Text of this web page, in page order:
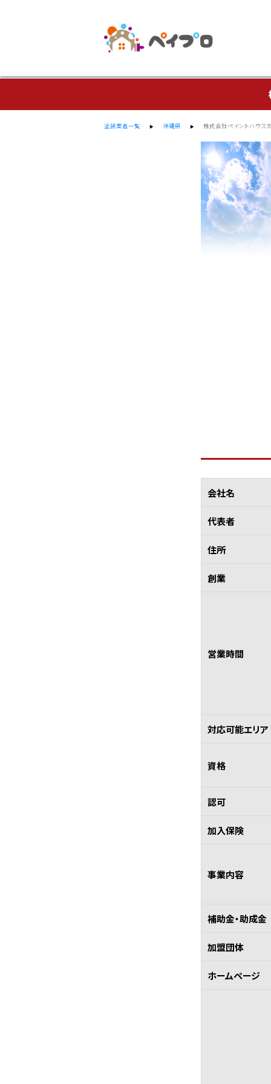
塗装業者一覧 沖縄県 株式会社ペイントハウス
会社名
代表者
住所
創業
営業時間
対応可能エリア
資格
認可
加入保険
事業内容
補助金・助成金
加盟団体
ホームページ